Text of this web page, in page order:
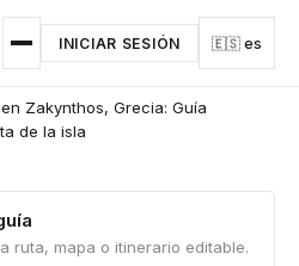
INICIAR SESIÓN 🇪🇸 es
Zakynthos, Grecia: Guía
de la isla
ruta, mapa o itinerario editable.